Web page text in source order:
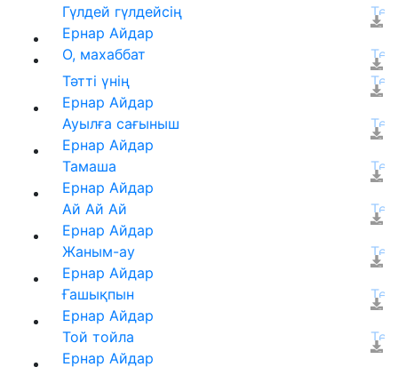
Гүлдей гүлдейсің
Ернар Айдар
О, махаббат
Тәтті үнің
Ернар Айдар
Ауылға сағыныш
Ернар Айдар
Тамаша
Ернар Айдар
Ай Ай Ай
Ернар Айдар
Жаным-ау
Ернар Айдар
Ғашықпын
Ернар Айдар
Той тойла
Ернар Айдар